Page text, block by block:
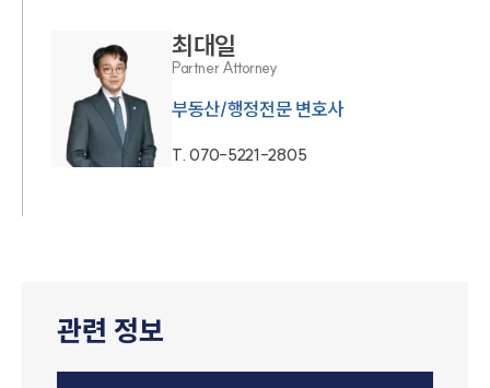
최대일
Partner Attorney
부동산/행정전문 변호사
T.070-5221-2805
관련 정보